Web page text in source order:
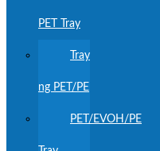
PET Tray
Tray
ng PET/PE
PET/EVOH/PE